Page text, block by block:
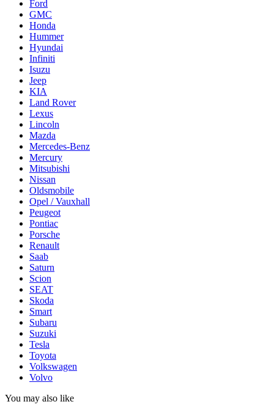
Ford
GMC
Honda
Hummer
Hyundai
Infiniti
Isuzu
Jeep
KIA
Land Rover
Lexus
Lincoln
Mazda
Mercedes-Benz
Mercury
Mitsubishi
Nissan
Oldsmobile
Opel / Vauxhall
Peugeot
Pontiac
Porsche
Renault
Saab
Saturn
Scion
SEAT
Skoda
Smart
Subaru
Suzuki
Tesla
Toyota
Volkswagen
Volvo
You may also like